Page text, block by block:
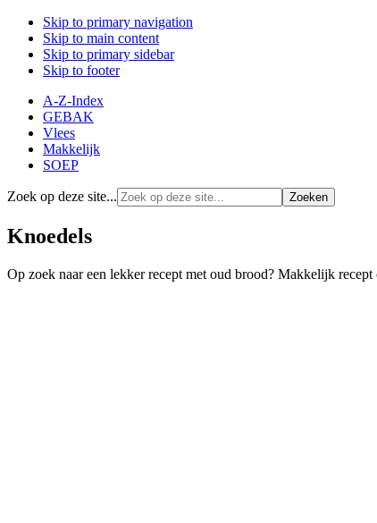
Skip to primary navigation
Skip to main content
Skip to primary sidebar
Skip to footer
A-Z-Index
GEBAK
Vlees
Makkelijk
SOEP
Zoek op deze site...
Knoedels
Op zoek naar een lekker recept met oud brood? Makkelijk